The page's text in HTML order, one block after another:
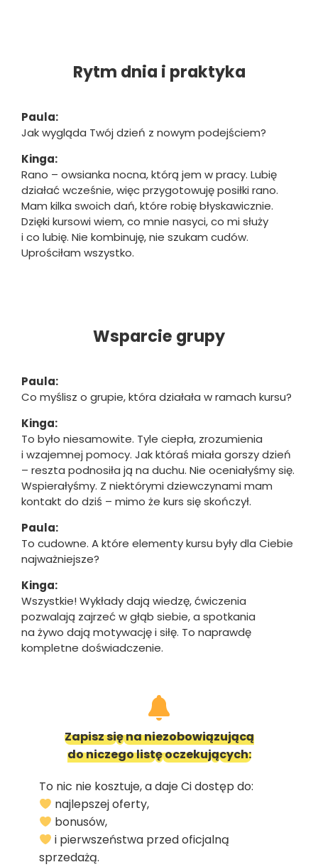
Rytm dnia i praktyka
Paula:
Jak wygląda Twój dzień z nowym podejściem?
Kinga:
Rano – owsianka nocna, którą jem w pracy. Lubię
działać wcześnie, więc przygotowuję posiłki rano.
Mam kilka swoich dań, które robię błyskawicznie.
Dzięki kursowi wiem, co mnie nasyci, co mi służy
i co lubię. Nie kombinuję, nie szukam cudów.
Uprościłam wszystko.
Wsparcie grupy
Paula:
Co myślisz o grupie, która działała w ramach kursu?
Kinga:
To było niesamowite. Tyle ciepła, zrozumienia
i wzajemnej pomocy. Jak któraś miała gorszy dzień
– reszta podnosiła ją na duchu. Nie oceniałyśmy się.
Wspierałyśmy. Z niektórymi dziewczynami mam
kontakt do dziś – mimo że kurs się skończył.
Paula:
To cudowne. A które elementy kursu były dla Ciebie
najważniejsze?
Kinga:
Wszystkie! Wykłady dają wiedzę, ćwiczenia
pozwalają zajrzeć w głąb siebie, a spotkania
na żywo dają motywację i siłę. To naprawdę
kompletne doświadczenie.
Zapisz sięna niezobowiązującą
do niczego listęoczekujących:
To nic nie kosztuje, a daje Ci dostęp do:
najlepszej oferty,
bonusów,
i pierwszeństwa przed oficjalną
sprzedażą.